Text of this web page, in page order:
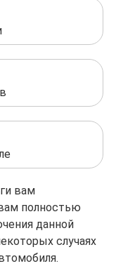
вам
полностью
данной
случаях